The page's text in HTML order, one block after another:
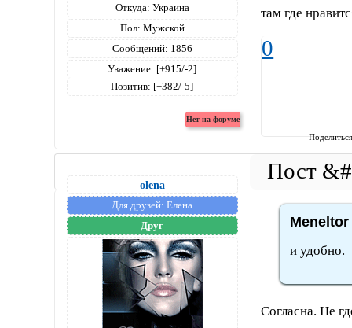
Откуда: Украина
Пол: Мужской
Сообщений: 1856
Уважение: [+915/-2]
Позитив: [+382/-5]
там где
0
olena
Для друзей: Елена
Друг
и удобно.
Согласна. Не